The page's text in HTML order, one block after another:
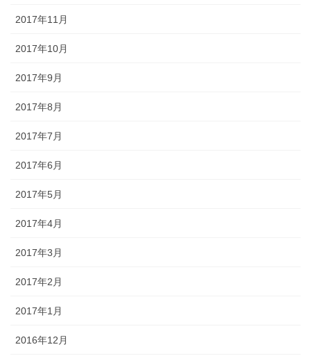
2017年11月
2017年10月
2017年9月
2017年8月
2017年7月
2017年6月
2017年5月
2017年4月
2017年3月
2017年2月
2017年1月
2016年12月